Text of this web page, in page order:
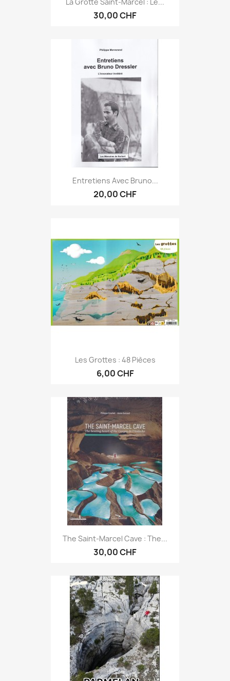
30,00 CHF
Entretiens Avec Bruno...
20,00 CHF
Les Grottes : 48 Pièces
6,00 CHF
The Saint-Marcel Cave : The...
30,00 CHF